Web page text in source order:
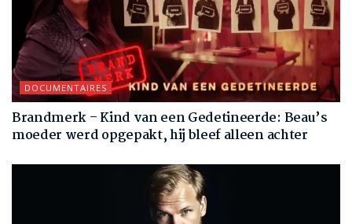
DOCUMENTAIRES
Brandmerk – Kind van een Gedetineerde: Beau’s
moeder werd opgepakt, hij bleef alleen achter